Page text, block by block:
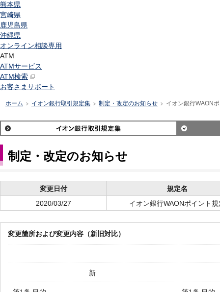
熊本県
宮崎県
鹿児島県
沖縄県
オンライン相談専用
ATM
ATMサービス
ATM検索
お客さまサポート
ホーム >イオン銀行取引規定集 >制定・改定のお知らせ イオン銀行WAON
制定・改定のお知らせ
変更日付
規定名
2020/03/27
イオン銀行WAONポイント規
変更箇所および変更内容（新旧対比）
新